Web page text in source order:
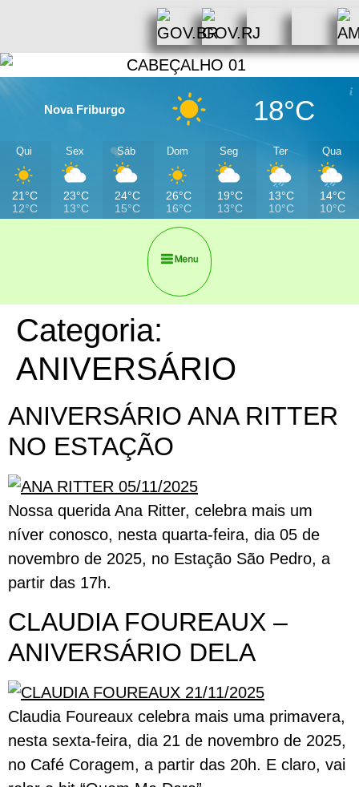
Nova Friburgo 18°C
Qui
21°C
12°C
Sex
23°C
13°C
Sáb
24°C
15°C
Dom
26°C
16°C
Seg
19°C
13°C
Ter
13°C
10°C
Qua
14°C
10°C
Categoria:
ANIVERSÁRIO
ANIVERSÁRIO ANA RITTER
NO ESTAÇÃO
Nossa querida Ana Ritter, celebra mais um
níver conosco, nesta quarta-feira, dia 05 de
novembro de 2025, no Estação São Pedro, a
partir das 17h.
CLAUDIA FOUREAUX –
ANIVERSÁRIO DELA
Claudia Foureaux celebra mais uma primavera,
nesta sexta-feira, dia 21 de novembro de 2025,
no Café Coragem, a partir das 20h. E claro, vai